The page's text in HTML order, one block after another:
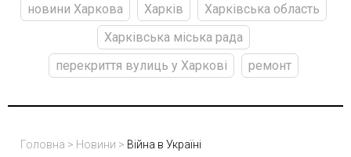
новини Харкова Харків
Харківська область
Харківська міська рада
перекриття вулиць у Харкові
ремонт
Головна > Новини > Війна в Україні